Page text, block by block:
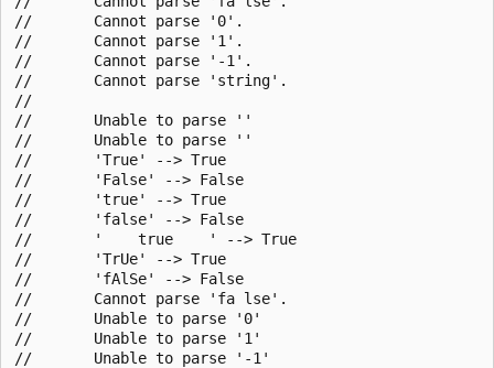
//       Cannot parse '0'.
//       Cannot parse '1'.
//       Cannot parse '-1'.
//       Cannot parse 'string'.
//
//       Unable to parse ''
//       Unable to parse ''
//       'True' --> True
//       'False' --> False
//       'true' --> True
//       'false' --> False
//       '    true    ' --> True
//       'TrUe' --> True
//       'fAlSe' --> False
//       Cannot parse 'fa lse'.
//       Unable to parse '0'
//       Unable to parse '1'
//       Unable to parse '-1'